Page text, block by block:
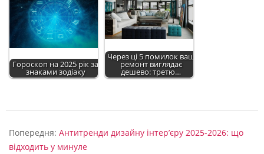
Гороскоп на 2025 рік за
знаками зодіаку
Через ці 5 помилок ваш
ремонт виглядає
дешево: третю…
02-
18
Попередня: Антитренди дизайну інтер’єру 2025-2026: що
відходить у минуле